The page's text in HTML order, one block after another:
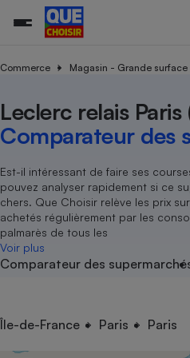
Commerce Magasin - Grande surface
Leclerc relais Paris
Comparateur des
Est-il intéressant de faire ses
pouvez analyser rapidement si ce
chers. Que Choisir relève les prix
achetés régulièrement par les
palmarès de tous les
Voir plus
Comparateur des
Île-de-France Paris Paris
Toutes les actualités
Enquêtes
Guides d'achat
Conseils
Brèves
Tous les services
Soumettre un litige
Lettres types
Rencontrer une
Tous nos combats
Nos actions
Nos grandes victoires
Les billets de la présidente
Nos associations locales
Nous rejoindre
En savoir plus sur Que
L’association
Nos missions
Notre méthodologie
Notre financement
Nos partenaires
Nous rejoindre